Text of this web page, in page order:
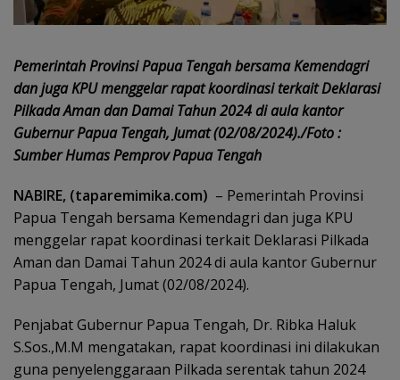
Pemerintah Provinsi Papua Tengah bersama Kemendagri
dan juga KPU menggelar rapat koordinasi terkait Deklarasi
Pilkada Aman dan Damai Tahun 2024 di aula kantor
Gubernur Papua Tengah, Jumat (02/08/2024)./Foto :
Sumber Humas Pemprov Papua Tengah
NABIRE, (taparemimika.com) – Pemerintah Provinsi
Papua Tengah bersama Kemendagri dan juga KPU
menggelar rapat koordinasi terkait Deklarasi Pilkada
Aman dan Damai Tahun 2024 di aula kantor Gubernur
Papua Tengah, Jumat (02/08/2024).
Penjabat Gubernur Papua Tengah, Dr. Ribka Haluk
S.Sos.,M.M mengatakan, rapat koordinasi ini dilakukan
guna penyelenggaraan Pilkada serentak tahun 2024